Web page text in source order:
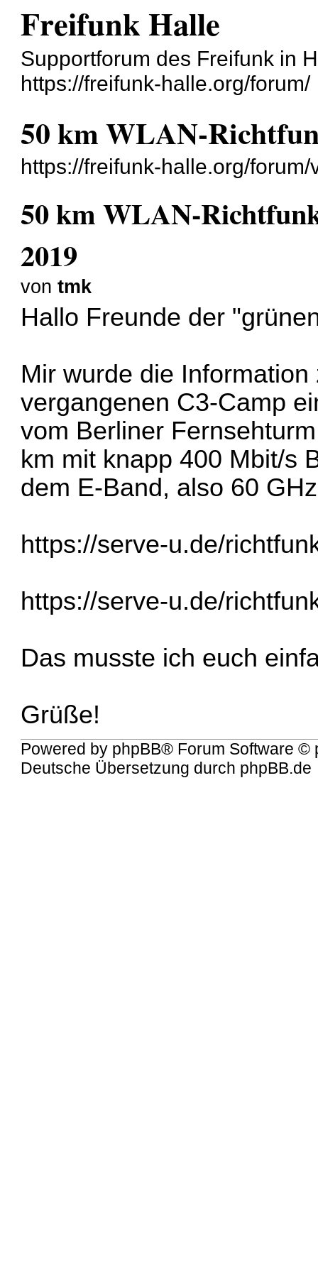
Freifunk Halle
Supportforum des Freifunk in
https://freifunk-halle.org/forum/
50 km WLAN-
https://freifunk-halle.org/
50 km WLAN-
2019
vontmk
Hallo Freunde der
Mir wurde die
vergangenen C3-Camp
vom Berliner
km mit knapp 400 Mbit/s
dem E-Band, also 60
https://serve-u.de/
https://serve-u.de/
Das musste ich euch
Grüße!
Powered by phpBB® Forum Software ©
Deutsche Übersetzung durch phpBB.de